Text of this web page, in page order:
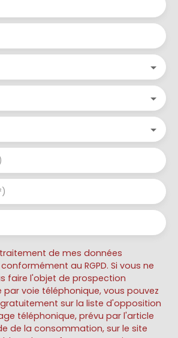
de mes données
au RGPD. Si vous ne
faire l'objet de prospection
voie téléphonique, vous pouvez
sur la liste d'opposition
téléphonique, prévu par l'article
de la consommation, sur le site